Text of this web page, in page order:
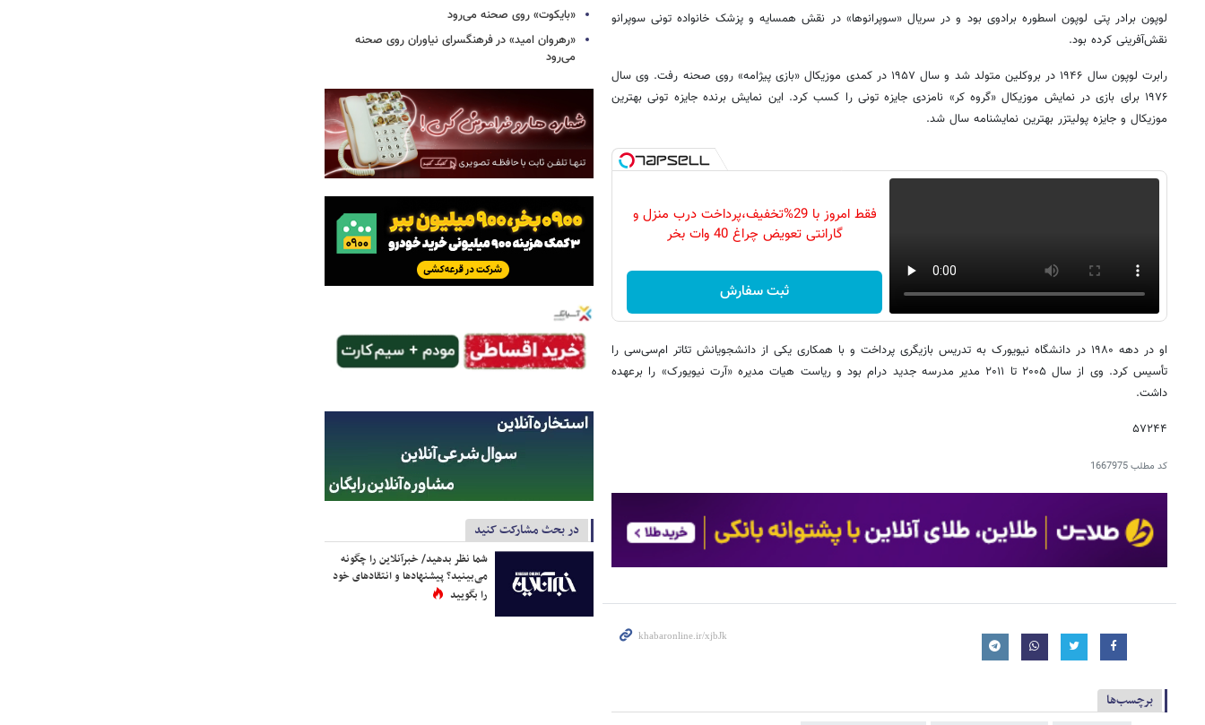
لوپون برادر پتی لوپون اسطوره برادوی بود و در سریال «سوپرانوها» در نقش همسایه و پزشک خانواده تونی سوپرانو
نقش‌آفرینی کرده بود.
رابرت لوپون سال ۱۹۴۶ در بروکلین متولد شد و سال ۱۹۵۷ در کمدی موزیکال «بازی پیژامه» روی صحنه رفت. وی سال
۱۹۷۶ برای بازی در نمایش موزیکال «گروه کر» نامزدی جایزه تونی را کسب کرد. این نمایش برنده جایزه تونی بهترین
موزیکال و جایزه پولیتزر بهترین نمایشنامه سال شد.
فقط امروز با 29%تخفیف،پرداخت درب منزل و
گارانتی تعویض چراغ 40 وات بخر
ثبت سفارش
او در دهه ۱۹۸۰ در دانشگاه نیویورک به تدریس بازیگری پرداخت و با همکاری یکی از دانشجویانش تئاتر ام‌سی‌سی را
تأسیس کرد. وی از سال ۲۰۰۵ تا ۲۰۱۱ مدیر مدرسه جدید درام بود و ریاست هیات مدیره «آرت نیویورک» را برعهده
داشت.
۵۷۲۴۴
کد مطلب1667975
برچسب‌ها
«بایکوت» روی صحنه می‌رود
«رهروان امید» در فرهنگسرای نیاوران روی صحنه
می‌رود
در بحث مشارکت کنید
شما نظر بدهید/ خبرآنلاین را چگونه
می‌بینید؟ پیشنهادها و انتقادهای خود
را بگویید